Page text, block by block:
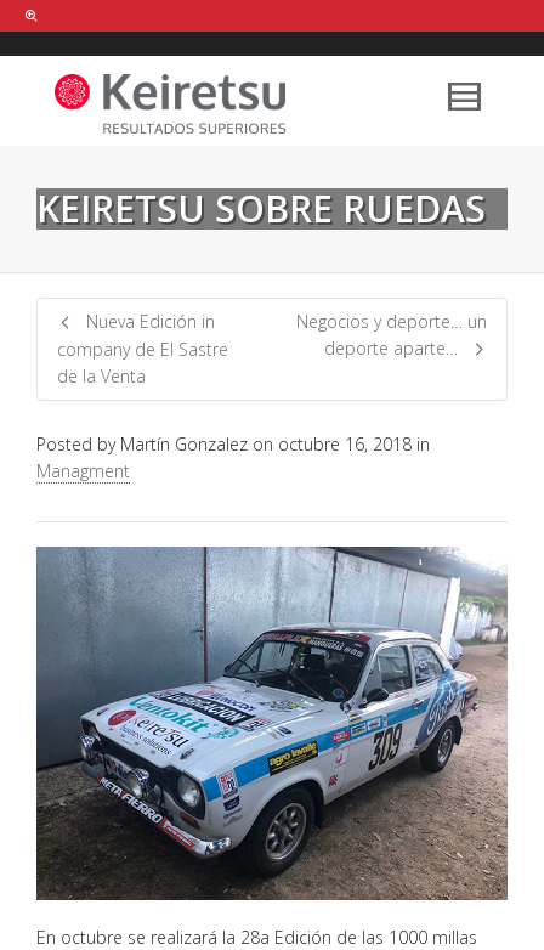
Help me Dante! I'm looking for new
shirts in a size medium
that cost
between £ . Show me all the
KEIRETSU SOBRE RUEDAS
Nueva Edición in
company de El Sastre
de la Venta
Negocios y deporte… un
deporte aparte…
Posted by Martín Gonzalez on octubre 16, 2018 in
Managment
En octubre se realizará la 28a Edición de las 1000 millas